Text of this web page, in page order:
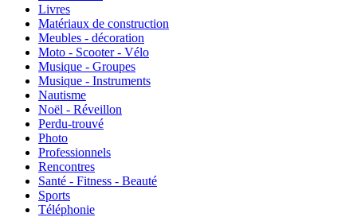
Livres
Matériaux de construction
Meubles - décoration
Moto - Scooter - Vélo
Musique - Groupes
Musique - Instruments
Nautisme
Noël - Réveillon
Perdu-trouvé
Photo
Professionnels
Rencontres
Santé - Fitness - Beauté
Sports
Téléphonie